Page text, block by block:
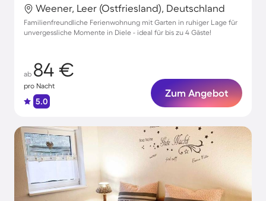
Weener, Leer (Ostfriesland), Deutschland
Familienfreundliche Ferienwohnung mit Garten in ruhiger Lage für
unvergessliche Momente in Diele - ideal für bis zu 4 Gäste!
ab 84 €
pro Nacht
5.0
Zum Angebot